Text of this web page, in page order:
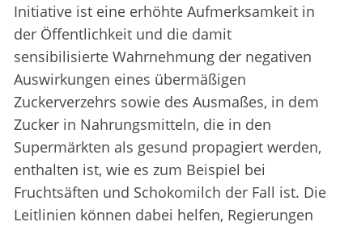
Initiative ist eine erhöhte Aufmerksamkeit in
der Öffentlichkeit und die damit
sensibilisierte Wahrnehmung der negativen
Auswirkungen eines übermäßigen
Zuckerverzehrs sowie des Ausmaßes, in dem
Zucker in Nahrungsmitteln, die in den
Supermärkten als gesund propagiert werden,
enthalten ist, wie es zum Beispiel bei
Fruchtsäften und Schokomilch der Fall ist. Die
Leitlinien können dabei helfen, Regierungen